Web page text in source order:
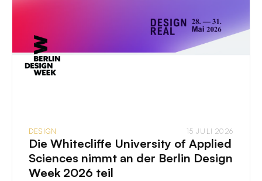
DESIGN 15 JULI 2026
Die Whitecliffe University of Applied
Sciences nimmt an der Berlin Design
Week 2026 teil